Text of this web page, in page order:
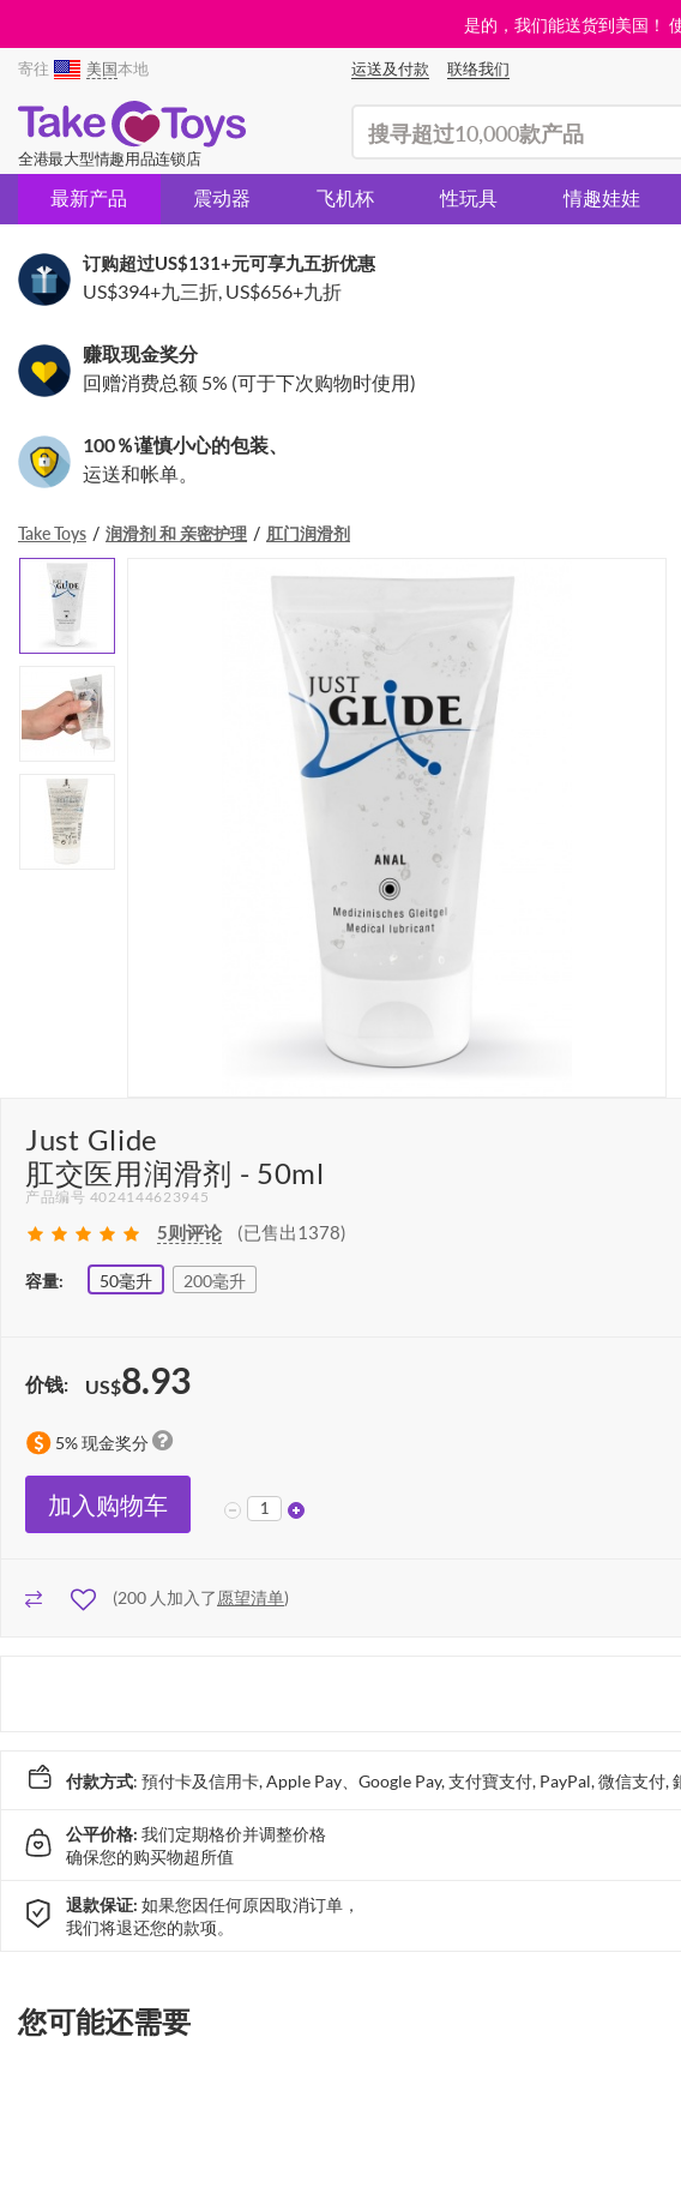
是的，我们能送货到美国！
寄往 美国本地 运送及付款 联络我们
全港最大型情趣用品连锁店
最新产品 震动器 飞机杯 性玩具 情趣娃娃
订购超过US$131+元可享九五折优惠
US$394+九三折, US$656+九折
赚取现金奖分
回赠消费总额 5% (可于下次购物时使用)
100％谨慎小心的包装、
运送和帐单。
Take Toys 润滑剂 和 亲密护理 肛门润滑剂
Just Glide
肛交医用润滑剂 - 50ml
产品编号 4024144623945
5则评论 (已售出1378)
容量: 50毫升 200毫升
价钱: US$8.93
5% 现金奖分
加入购物车
(200 人加入了愿望清单)
付款方式: 預付卡及信用卡, Apple Pay、Google Pay, 支付寶支付, PayPal, 微信支付
公平价格: 我们定期格价并调整价格
确保您的购买物超所值
退款保证: 如果您因任何原因取消订单，
我们将退还您的款项。
您可能还需要